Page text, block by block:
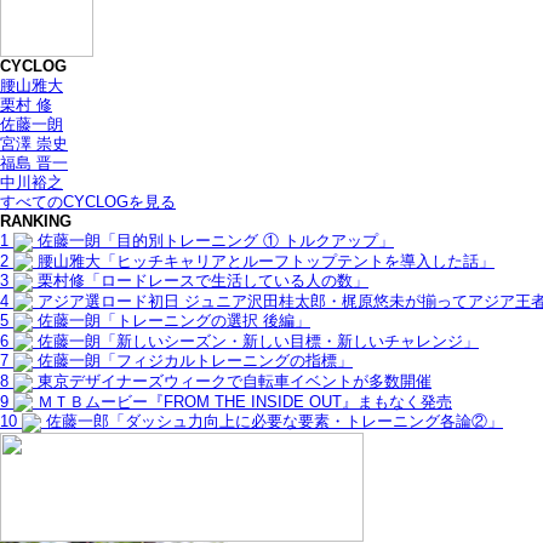
CYCLOG
腰山雅大
栗村 修
佐藤一朗
宮澤 崇史
福島 晋一
中川裕之
すべてのCYCLOGを見る
RANKING
1
佐藤一朗「目的別トレーニング ① トルクアップ」
2
腰山雅大「ヒッチキャリアとルーフトップテントを導入した話」
3
栗村修「ロードレースで生活している人の数」
4
アジア選ロード初日 ジュニア沢田桂太郎・梶原悠未が揃ってアジア王
5
佐藤一朗「トレーニングの選択 後編」
6
佐藤一朗「新しいシーズン・新しい目標・新しいチャレンジ」
7
佐藤一朗「フィジカルトレーニングの指標」
8
東京デザイナーズウィークで自転車イベントが多数開催
9
ＭＴＢムービー『FROM THE INSIDE OUT』まもなく発売
10
佐藤一郎「ダッシュ力向上に必要な要素・トレーニング各論②」